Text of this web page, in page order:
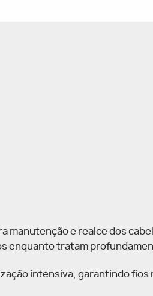
manutenção e realce dos
enquanto tratam
intensiva, garantindo